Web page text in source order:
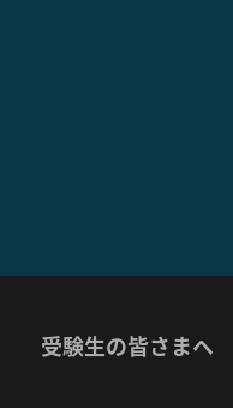
受験生の皆さまへ